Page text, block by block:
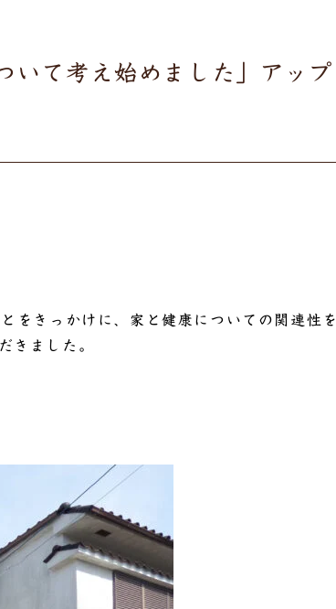
いて考え始めました」アップ
をきっかけに、家と健康についての関連性を
きました。